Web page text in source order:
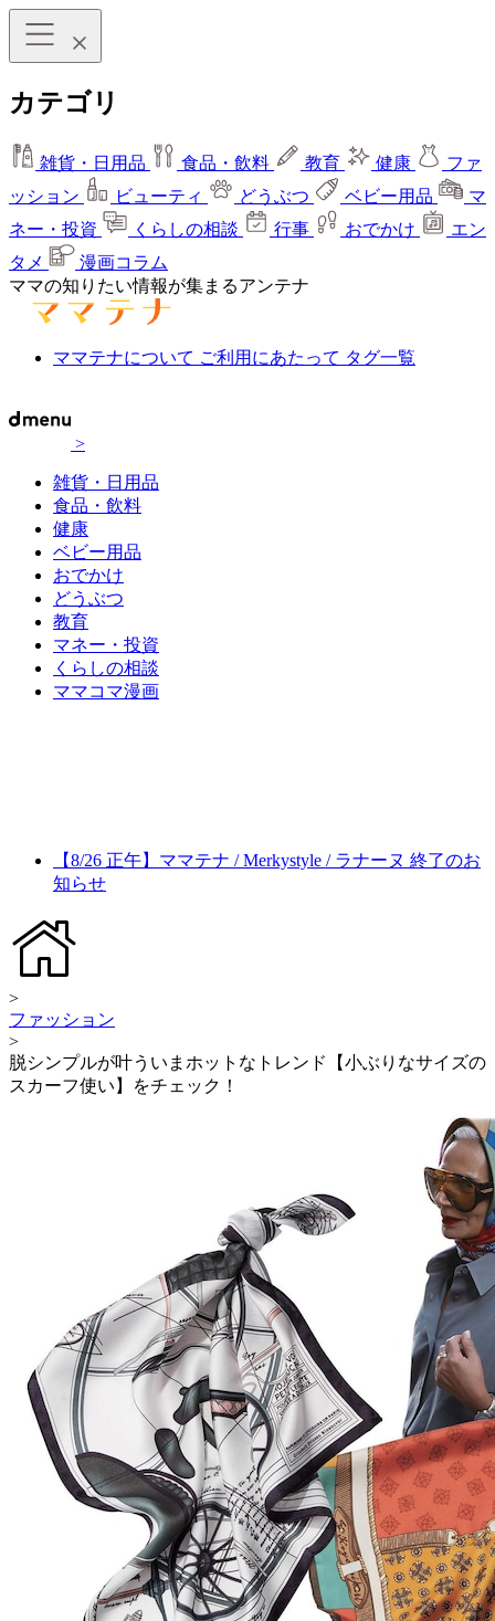
カテゴリ
雑貨・日用品 食品・飲料 教育 健康
ファ
ッション
ビューティ どうぶつ ベビー用品
マ
ネー・投資
くらしの相談 行事 おでかけ
エン
タメ
漫画コラム
ママの知りたい情報が集まるアンテナ
ママテナについて ご利用にあたって タグ一覧
>
雑貨・日用品
食品・飲料
健康
ベビー用品
おでかけ
どうぶつ
教育
マネー・投資
くらしの相談
ママコマ漫画
【8/26 正午】ママテナ / Merkystyle / ラナーヌ 終了のお
知らせ
>
ファッション
>
脱シンプルが叶ういまホットなトレンド【小ぶりなサイズの
スカーフ使い】をチェック！